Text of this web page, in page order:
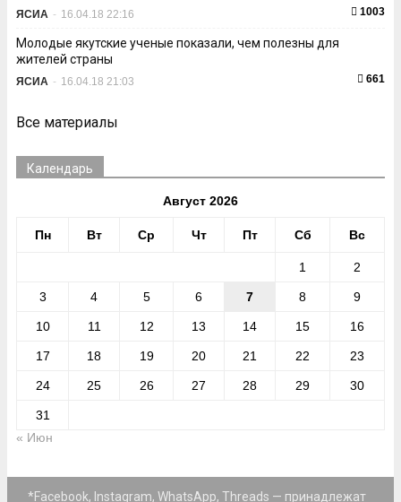
ЯСИА - 16.04.18 22:16 1003
Молодые якутские ученые показали, чем полезны для
жителей страны
ЯСИА - 16.04.18 21:03 661
Все материалы
Календарь
Август 2026
Пн Вт Ср Чт Пт Сб Вс
1 2
3 4 5 6 7 8 9
10 11 12 13 14 15 16
17 18 19 20 21 22 23
24 25 26 27 28 29 30
31
« Июн
*Facebook, Instagram, WhatsApp, Threads — принадлежат